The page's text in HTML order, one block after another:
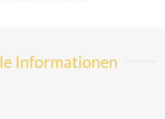
Informationen